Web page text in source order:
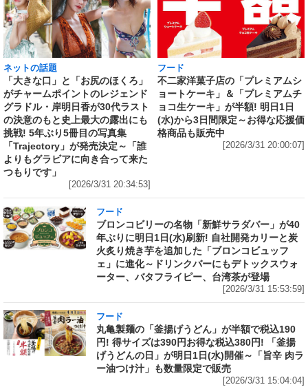
ネットの話題
「大きな口」と「お尻のほくろ」
がチャームポイントのレジェンド
グラドル・岸明日香が30代ラスト
の決意のもと史上最大の露出にも
挑戦! 5年ぶり5冊目の写真集
「Trajectory」が発売決定～「誰
よりもグラビアに向き合って来た
つもりです」
[2026/3/31 20:34:53]
フード
不二家洋菓子店の「プレミアムシ
ョートケーキ」＆「プレミアムチ
ョコ生ケーキ」が半額! 明日1日
(水)から3日間限定～お得な応援価
格商品も販売中
[2026/3/31 20:00:07]
フード
ブロンコビリーの名物「新鮮サラダバー」が40
年ぶりに明日1日(水)刷新! 自社開発カリーと炭
火炙り焼き芋を追加した「ブロンコビュッフ
ェ」に進化～ドリンクバーにもデトックスウォ
ーター、バタフライピー、台湾茶が登場
[2026/3/31 15:53:59]
フード
丸亀製麺の「釜揚げうどん」が半額で税込190
円! 得サイズは390円お得な税込380円! 「釜揚
げうどんの日」が明日1日(水)開催～「旨辛 肉ラ
ー油つけ汁」も数量限定で販売
[2026/3/31 15:04:04]